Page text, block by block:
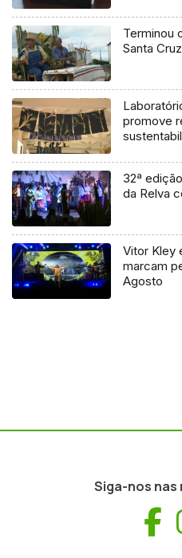
Terminou
Santa
promove
32ª
da Relva
Vitor Kley
marcam
Agosto
Siga-nos nas